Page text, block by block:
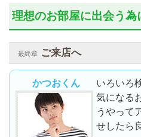
理想のお部屋に出会う為
最終章 ご来店へ
かつおくん
いろいろ
気になる
うやって
せしたら